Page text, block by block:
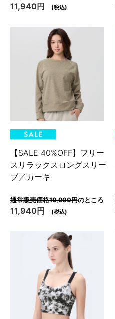
11,940円 (税込)
【SALE 40%OFF】フリー
スリラックスロングスリー
ブ／カーキ
通常販売価格19,900円のところ
11,940円 (税込)